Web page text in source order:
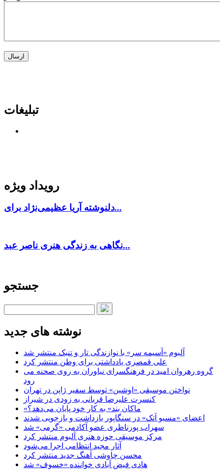
تبلیغات
رویداد ویژه
دلنوشته آریا عظیمی‌نژاد برای...
نگاهی به زندگی هنری ناصر عبد...
جستجو
نوشته های جدید
آلبوم «آسیمه سر» با نوازندگی تار و تنبک منتشر شد
علی قمصری یادداشتی برای وطن منتشر کرد
گروه رهروان امید در فرهنگسرای نیاوران به روی صحنه می
رود
نواختن موسیقی «اوشین» توسط سفیر ژاپن در تهران
کنسرت علیرضا قربانی به زودی در شیراز
«ماکان بند» به کار خود پایان می‌دهد؟
اعضای «مسیو اَتک» در سنگاپور بازداشت و بازجویی شدند
سهراب پورناظری عضو آکادمی «گرمی» شد
مرکز موسیقی حوزه هنری آلبوم منتشر کرد
آثار مجید انتظامی اجرا می‌شود
محسن چاوشی آهنگ جدید منتشر کرد
هادی فیض آبادی خواننده «خسوف» شد